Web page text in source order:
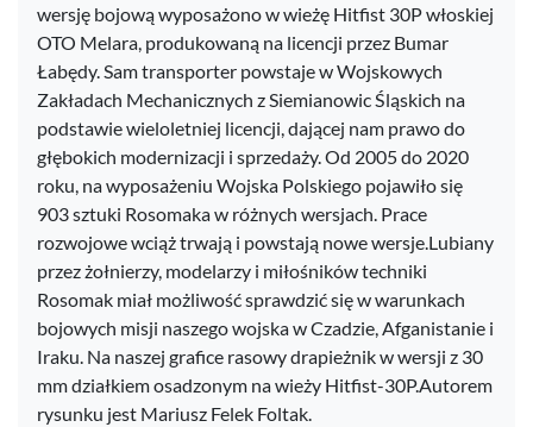
wersję bojową wyposażono w wieżę Hitfist 30P włoskiej
OTO Melara, produkowaną na licencji przez Bumar
Łabędy. Sam transporter powstaje w Wojskowych
Zakładach Mechanicznych z Siemianowic Śląskich na
podstawie wieloletniej licencji, dającej nam prawo do
głębokich modernizacji i sprzedaży. Od 2005 do 2020
roku, na wyposażeniu Wojska Polskiego pojawiło się
903 sztuki Rosomaka w różnych wersjach. Prace
rozwojowe wciąż trwają i powstają nowe wersje.Lubiany
przez żołnierzy, modelarzy i miłośników techniki
Rosomak miał możliwość sprawdzić się w warunkach
bojowych misji naszego wojska w Czadzie, Afganistanie i
Iraku. Na naszej grafice rasowy drapieżnik w wersji z 30
mm działkiem osadzonym na wieży Hitfist-30P.Autorem
rysunku jest Mariusz Felek Foltak.